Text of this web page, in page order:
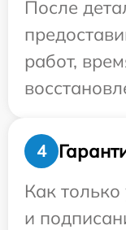
После
работ,
4
Как только
и